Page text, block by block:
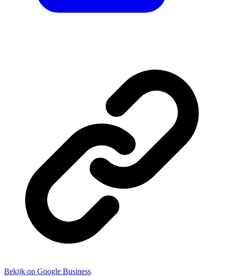
Bekijk op Google Business